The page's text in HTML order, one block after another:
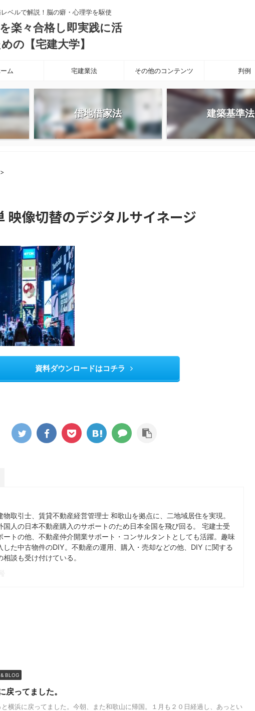
ベルで解説！脳の癖・心理学を駆使
楽々合格し即実践に活
の【宅建大学】
ム 宅建業法 その他のコンテンツ 判例
借地借家法 建築基準法
>
映像切替のデジタルサイネージ
資料ダウンロードはコチラ
物取引士、賃貸不動産経営管理士 和歌山を拠点に、二地域居住を実現。
国人の日本不動産購入のサポートのため日本全国を飛び回る。 宅建士受
ートの他、不動産仲介開業サポート・コンサルタントとしても活躍。趣味
した中古物件のDIY。不動産の運用、購入・売却などの他、DIY に関する
相談も受け付けている。
BLOG
戻ってました。
と横浜に戻ってました。今朝、また和歌山に帰国。１月も２０日経過し、あっとい